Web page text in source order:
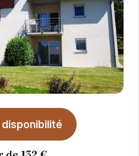
disponibilité